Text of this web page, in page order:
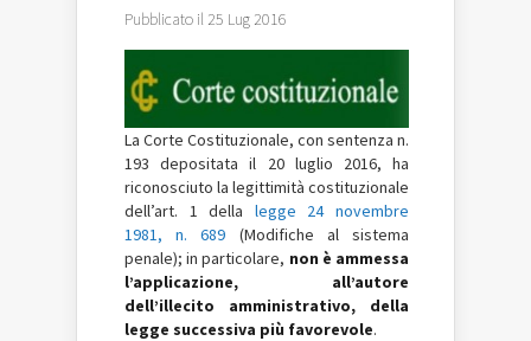
Pubblicato il 25 Lug 2016
La Corte Costituzionale, con sentenza n.
193 depositata il 20 luglio 2016, ha
riconosciuto la legittimità costituzionale
dell’art. 1 della legge 24 novembre
1981, n. 689 (Modifiche al sistema
penale); in particolare, non è ammessa
l’applicazione, all’autore
dell’illecito amministrativo, della
legge successiva più favorevole.